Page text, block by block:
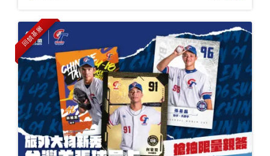
回饋基層